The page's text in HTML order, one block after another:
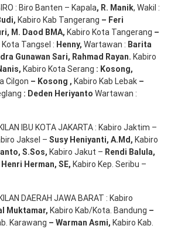
: Biro Banten – Kapala, R. Manik, Wakil :
, Kabiro Kab Tangerang – Feri
M. Daod BMA, Kabiro Kota Tangerang –
Kota Tangsel : Henny, Wartawan : Barita
Gunawan Sari, Rahmad Rayan. Kabiro
, Kabiro Kota Serang : Kosong,
Cilgon – Kosong , Kabiro Kab Lebak –
: Deden Heriyanto Wartawan :
IBU KOTA JAKARTA : Kabiro Jaktim –
Jaksel – Susy Heniyanti, A.Md , Kabiro
S.Sos, Kabiro Jakut – Rendi Balula,
Henri Herman, SE, Kabiro Kep. Seribu –
DAERAH JAWA BARAT : Kabiro
Muktamar, Kabiro Kab/Kota. Bandung –
Karawang – Warman Asmi, Kabiro Kab.